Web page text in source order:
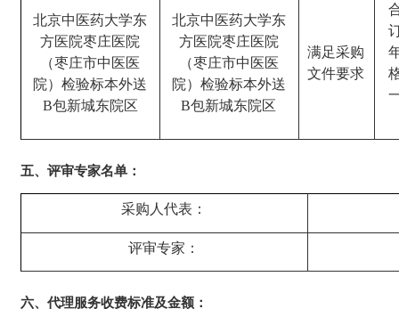
北京中医药大学东
方医院枣庄医院
（枣庄市中医医
院）检验标本外送
B包新城东院区
北京中医药大学东
方医院枣庄医院
（枣庄市中医医
院）检验标本外送
B包新城东院区
满足采购
文件要求
五、评审专家名单：
采购人代表：
评审专家：
六、代理服务收费标准及金额：